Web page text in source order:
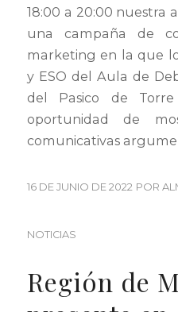
18:00 a 20:00 nuestra
una campaña de
marketing en la que
y ESO del Aula de
del Pasico de
oportunidad de
comunicativas
16 DE JUNIO DE 2022 POR
NOTICIAS
Región de